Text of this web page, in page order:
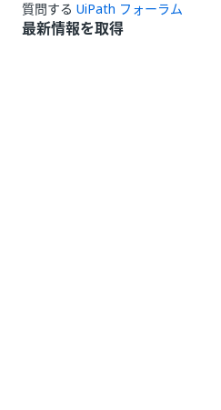
質問する UiPath フォーラム
最新情報を取得